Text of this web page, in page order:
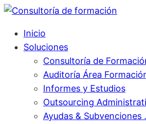
Inicio
Soluciones
Consultoría de
Auditoría Área
Informes y Estudios
Outsourcing
Ayudas & Subvenciones